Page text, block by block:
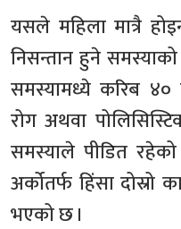
यसले महिला मात्रै
निसन्तान हुने
समस्यामध्ये करिब ४०
रोग अथवा
समस्याले पीडित
अर्कोतर्फ हिंसा दोस्रो
भएको छ ।